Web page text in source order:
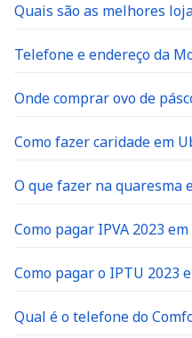
Quais são as melhores
Telefone e endereço da
Onde comprar ovo de
Como fazer caridade em
O que fazer na quaresma
Como pagar IPVA 2023
Como pagar o IPTU 2023
Qual é o telefone do